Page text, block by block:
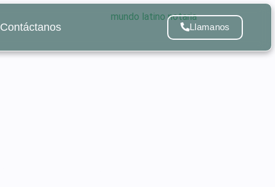
Contáctanos Llamanos